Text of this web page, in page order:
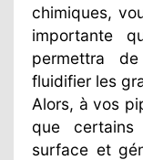
chimiques,
importante
permettra
fluidifier les
Alors, à vos
que
surface et